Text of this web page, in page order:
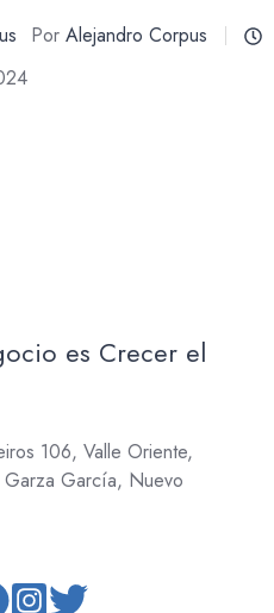
PorAlejandro Corpus
es Crecer el
106, Valle Oriente,
García, Nuevo